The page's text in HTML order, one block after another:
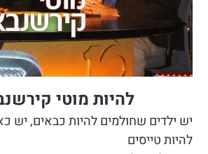
להיות מוטי
יש ילדים שחולמים להיות כבאים, יש
להיות טייסים